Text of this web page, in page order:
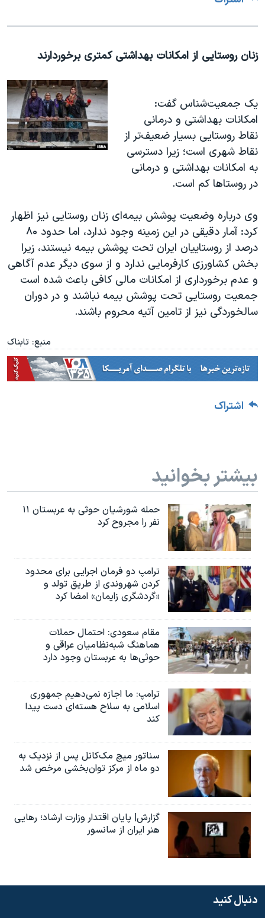
زنان روستایی از امکانات بهداشتی کمتری برخوردارند
یک جمعیت‌شناس گفت:
امکانات بهداشتی و درمانی
نقاط روستایی بسیار ضعیف‌تر از
نقاط شهری است؛ زیرا دسترسی
به امکانات بهداشتی و درمانی
در روستاها کم است.
وی درباره وضعیت پوشش بیمه‌ای زنان روستایی نیز اظهار
کرد: آمار دقیقی در این زمینه وجود ندارد، اما حدود ۸۰
درصد از روستاییان ایران تحت پوشش بیمه نیستند، زیرا
بخش کشاورزی کارفرمایی ندارد و از سوی دیگر عدم آگاهی
و عدم برخورداری از امکانات مالی کافی باعث شده است
جمعیت روستایی تحت پوشش بیمه نباشند و در دوران
سالخوردگی نیز از تامین آتیه محروم باشند.
منبع: تابناک
اشتراک
بیشتر بخوانید
حمله شورشیان حوثی به عربستان ۱۱
نفر را مجروح کرد
ترامپ دو فرمان اجرایی برای محدود
کردن شهروندی از طریق تولد و
«گردشگری زایمان» امضا کرد
مقام سعودی: احتمال حملات
هماهنگ شبه‌نظامیان عراقی و
حوثی‌ها به عربستان وجود دارد
ترامپ: ما اجازه نمی‌دهیم جمهوری
اسلامی به سلاح هسته‌ای دست پیدا
کند
سناتور میچ مک‌کانل پس از نزدیک به
دو ماه از مرکز توان‌بخشی مرخص شد
گزارش| پایان اقتدار وزارت ارشاد؛ رهایی
هنر ایران از سانسور
دنبال کنید